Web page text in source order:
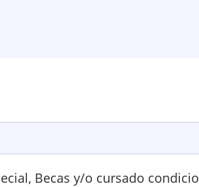
Becas y/o cursado